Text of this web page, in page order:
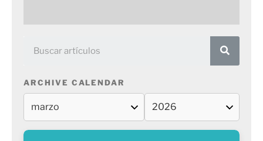
ARCHIVE CALENDAR